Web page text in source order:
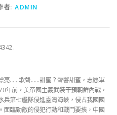
者: ADMIN
亮……歌聲……甜蜜？聲響甜蜜，志愿軍
年前，美帝國主義武裝干預朝鮮內戰，
兵第七艦隊侵進臺灣海峽，侵占我國國
面臨勁敵的侵犯行動和戰鬥要挾，中國